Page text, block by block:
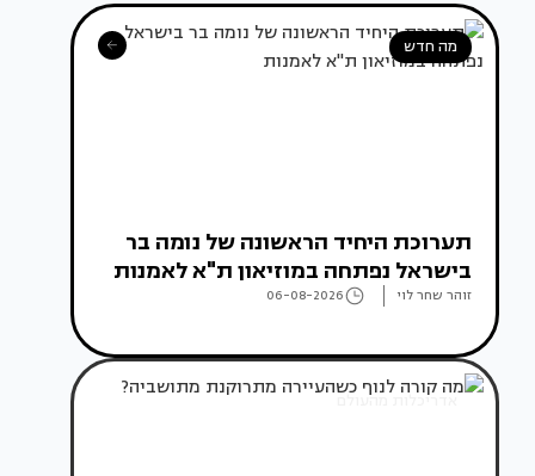
מה חדש
תערוכת היחיד הראשונה של נומה בר
בישראל נפתחה במוזיאון ת"א לאמנות
זוהר שחר לוי 06-08-2026
אדריכלות מהעולם